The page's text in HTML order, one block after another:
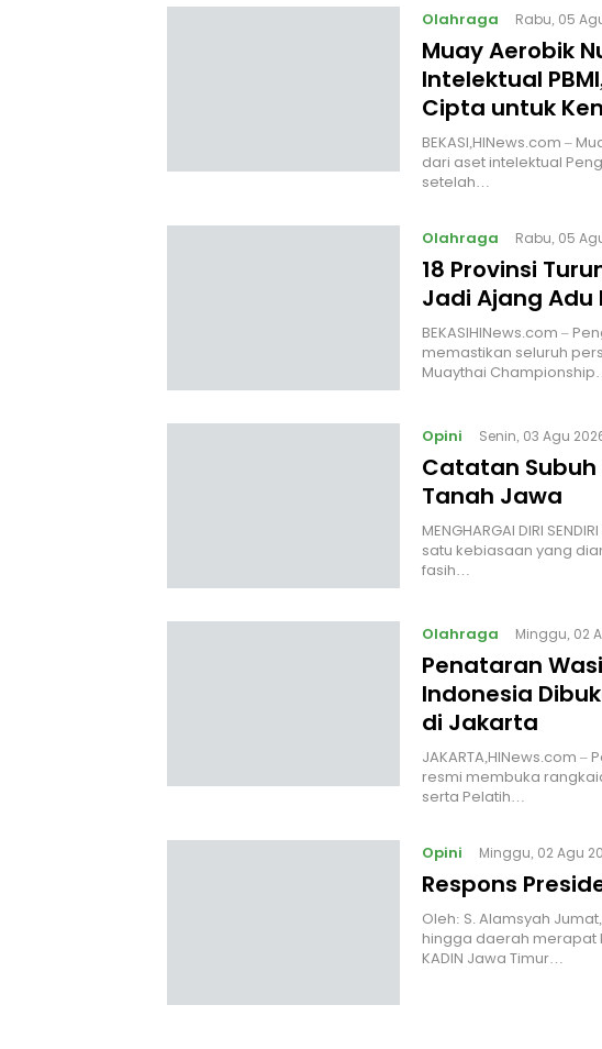
Olahraga Rabu, 05
Muay Aerobik
Intelektual
Cipta untuk
BEKASI,HINews.com –
dari aset intelektual
setelah…
Olahraga Rabu, 05
18 Provinsi
Jadi Ajang Adu
‎BEKASIHINews.com –
memastikan seluruh
Muaythai
Opini Senin, 03 Agu
Catatan
Tanah Jawa
MENGHARGAI DIRI
satu kebiasaan yang
fasih…
Olahraga Minggu, 02
Penataran
Indonesia
di Jakarta
JAKARTA,HINews.com –
resmi membuka
serta Pelatih…
Opini Minggu, 02 Agu
Respons
Oleh: S. Alamsyah
hingga daerah merapat
KADIN Jawa Timur…